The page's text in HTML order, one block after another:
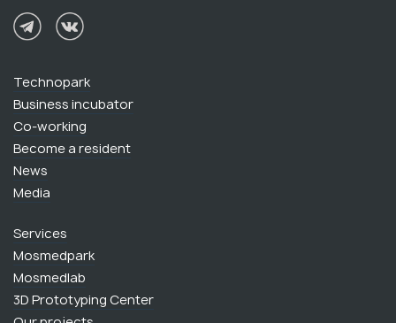
Technopark
Business incubator
Сo-working
Become a resident
News
Media
Services
Mosmedpark
Mosmedlab
3D Prototyping Center